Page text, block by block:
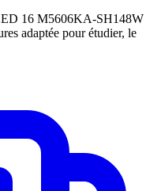
16 M5606KA-SH148W
adaptée pour étudier, le